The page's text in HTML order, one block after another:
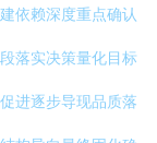
依赖深度重点确认
落实决策量化目标
进逐步导现品质落